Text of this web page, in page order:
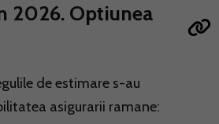
2026. Optiunea
de estimare s-au
asigurarii ramane: